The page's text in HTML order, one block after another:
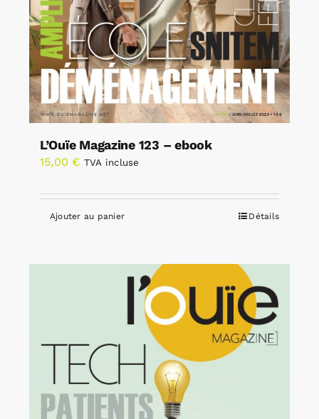
L’Ouïe Magazine 123 – ebook
15,00 € TVA incluse
Ajouter au panier Détails